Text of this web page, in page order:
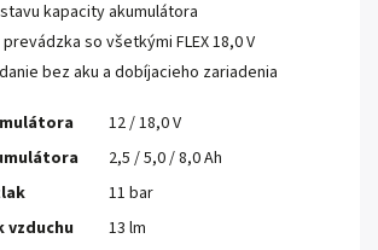
kapacity akumulátora
so všetkými FLEX 18,0 V
bez aku a dobíjacieho zariadenia
12 / 18,0 V
2,5 / 5,0 / 8,0 Ah
11 bar
13 lm